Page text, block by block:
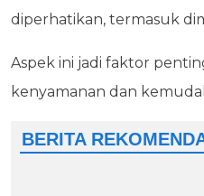
diperhatikan, termasuk
Aspek ini jadi faktor
kenyamanan dan